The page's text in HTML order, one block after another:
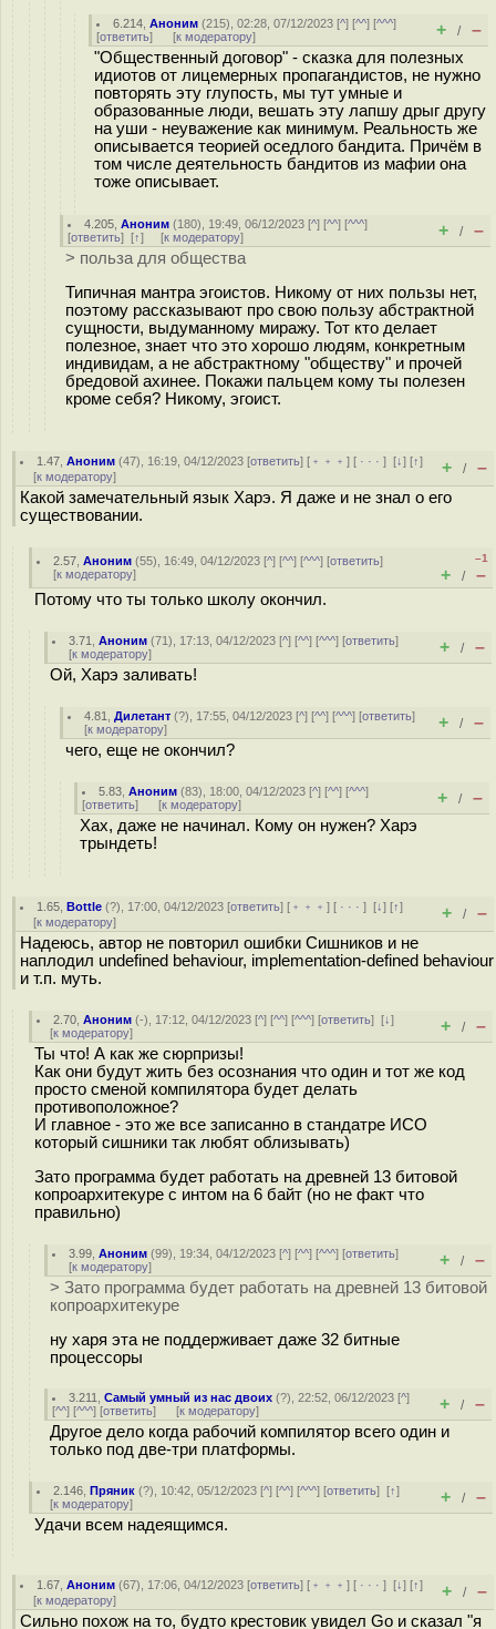
6.214 ,Аноним (215), 02:28, 07/12/2023 [^] [^^] [^^^]
[ответить] [к модератору] + / –
"Общественный договор" - сказка для полезных
идиотов от лицемерных пропагандистов, не нужно
повторять эту глупость, мы тут умные и
образованные люди, вешать эту лапшу дрыг другу
на уши - неуважение как минимум. Реальность же
описывается теорией оседлого бандита. Причём в
том числе деятельность бандитов из мафии она
тоже описывает.
4.205 ,Аноним (180), 19:49, 06/12/2023 [^] [^^] [^^^]
[ответить] [↑] [к модератору] + / –
> польза для общества
Типичная мантра эгоистов. Никому от них пользы нет,
поэтому рассказывают про свою пользу абстрактной
сущности, выдуманному миражу. Тот кто делает
полезное, знает что это хорошо людям, конкретным
индивидам, а не абстрактному "обществу" и прочей
бредовой ахинее. Покажи пальцем кому ты полезен
кроме себя? Никому, эгоист.
1.47 ,Аноним (47), 16:19, 04/12/2023 [ответить] [ ﹢﹢﹢] [ · · ·][↓] [↑]
[к модератору] + / –
Какой замечательный язык Харэ. Я даже и не знал о его
существовании.
2.57 ,Аноним (55), 16:49, 04/12/2023 [^] [^^] [^^^] [ответить]
[к модератору]
–1
+ / –
Потому что ты только школу окончил.
3.71 ,Аноним (71), 17:13, 04/12/2023 [^] [^^] [^^^] [ответить]
[к модератору] + / –
Ой, Харэ заливать!
4.81 ,Дилетант (?), 17:55, 04/12/2023 [^] [^^] [^^^] [ответить]
[к модератору] + / –
чего, еще не окончил?
5.83 ,Аноним (83), 18:00, 04/12/2023 [^] [^^] [^^^]
[ответить] [к модератору] + / –
Хах, даже не начинал. Кому он нужен? Харэ
трындеть!
1.65 ,Bottle (?), 17:00, 04/12/2023 [ответить] [ ﹢﹢﹢] [ · · ·][↓] [↑]
[к модератору] + / –
Надеюсь, автор не повторил ошибки Сишников и не
наплодил undefined behaviour, implementation-defined behaviour
и т.п. муть.
2.70 ,Аноним (-), 17:12, 04/12/2023 [^] [^^] [^^^] [ответить][↓]
[к модератору] + / –
Ты что! А как же сюрпризы!
Как они будут жить без осознания что один и тот же код
просто сменой компилятора будет делать
противоположное?
И главное - это же все записанно в стандатре ИСО
который сишники так любят облизывать)
Зато программа будет работать на древней 13 битовой
копроархитекуре с интом на 6 байт (но не факт что
правильно)
3.99 ,Аноним (99), 19:34, 04/12/2023 [^] [^^] [^^^] [ответить]
[к модератору] + / –
> Зато программа будет работать на древней 13 битовой
копроархитекуре
ну харя эта не поддерживает даже 32 битные
процессоры
3.211 ,Самый умный из нас двоих (?), 22:52, 06/12/2023 [^]
[^^] [^^^] [ответить] [к модератору] + / –
Другое дело когда рабочий компилятор всего один и
только под две-три платформы.
2.146 ,Пряник (?), 10:42, 05/12/2023 [^] [^^] [^^^] [ответить][↑]
[к модератору] + / –
Удачи всем надеящимся.
1.67 ,Аноним (67), 17:06, 04/12/2023 [ответить] [ ﹢﹢﹢] [ · · ·][↓] [↑]
[к модератору] + / –
Сильно похож на то, будто крестовик увидел Go и сказал "я